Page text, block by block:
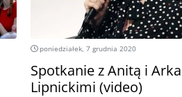
poniedziałek, 7 grudnia 2020
Spotkanie z Anitą i
Lipnickimi (video)